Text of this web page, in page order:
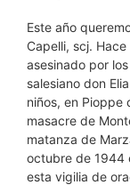
Este año
Capelli, scj.
asesinado por
salesiano don
niños, en Pioppe
masacre de
matanza de
octubre de 1944
esta vigilia de